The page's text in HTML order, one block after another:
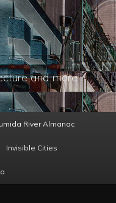
and more
River Almanac
Invisible Cities